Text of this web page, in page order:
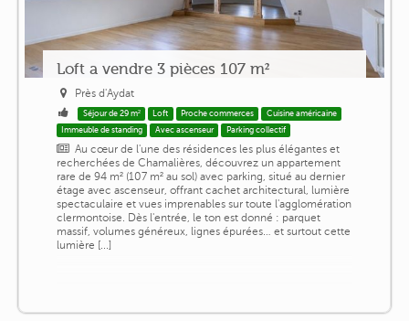
Loft a vendre 3 pièces 107 m²
Près d'Aydat
Séjour de 29 m² Loft Proche commerces
Cuisine américaine
Immeuble de standing
Avec ascenseur Parking collectif
Au cœur de l'une des résidences les plus élégantes et
recherchées de Chamalières, découvrez un appartement
rare de 94 m² (107 m² au sol) avec parking, situé au dernier
étage avec ascenseur, offrant cachet architectural, lumière
spectaculaire et vues imprenables sur toute l'agglomération
clermontoise. Dès l'entrée, le ton est donné : parquet
massif, volumes généreux, lignes épurées… et surtout cette
lumière [...]